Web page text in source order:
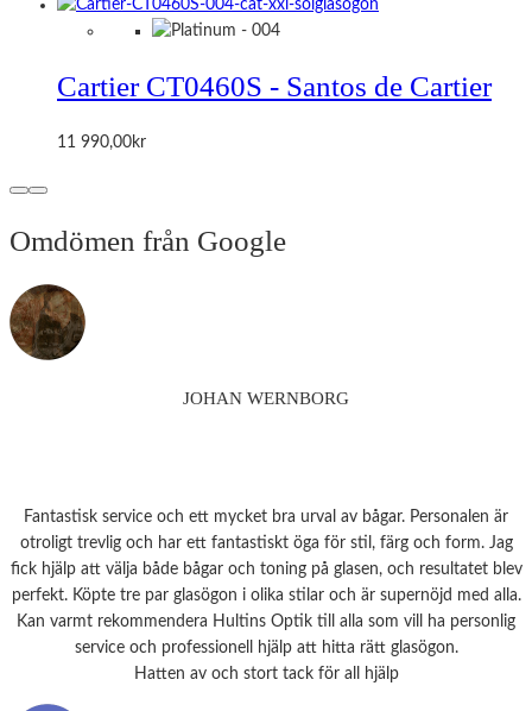
Cartier CT0460S - Santos de Cartier
11 990,00kr
Omdömen från Google
JOHAN WERNBORG
Fantastisk service och ett mycket bra urval av bågar. Personalen är
otroligt trevlig och har ett fantastiskt öga för stil, färg och form. Jag
fick hjälp att välja både bågar och toning på glasen, och resultatet blev
perfekt. Köpte tre par glasögon i olika stilar och är supernöjd med alla.
Kan varmt rekommendera Hultins Optik till alla som vill ha personlig
service och professionell hjälp att hitta rätt glasögon.
Hatten av och stort tack för all hjälp